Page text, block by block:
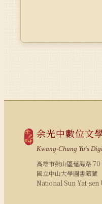
余光中數位文
Kwang-Chung Yu's
高雄市鼓山區蓮海路 70
國立中山大學圖書館藏
National Sun Yat-